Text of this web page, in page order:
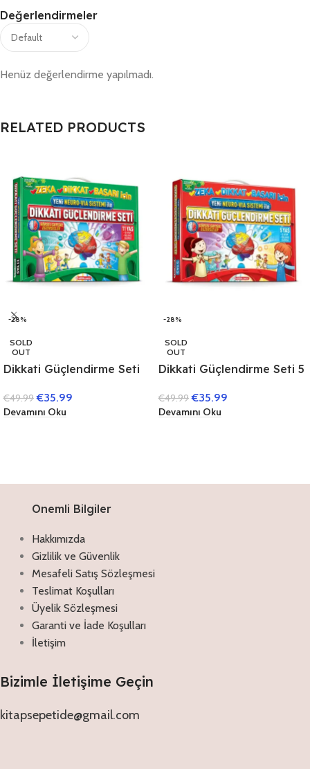
Değerlendirmeler
Henüz değerlendirme yapılmadı.
RELATED PRODUCTS
-28%
SOLD
OUT
Dikkati Güçlendirme Seti
€49.99 €35.99
Devamını Oku
-28%
SOLD
OUT
Dikkati Güçlendirme Seti 5
€49.99 €35.99
Devamını Oku
Onemli Bilgiler
Hakkımızda
Gizlilik ve Güvenlik
Mesafeli Satış Sözleşmesi
Teslimat Koşulları
Üyelik Sözleşmesi
Garanti ve İade Koşulları
İletişim
Bizimle İletişime Geçin
kitapsepetide@gmail.com